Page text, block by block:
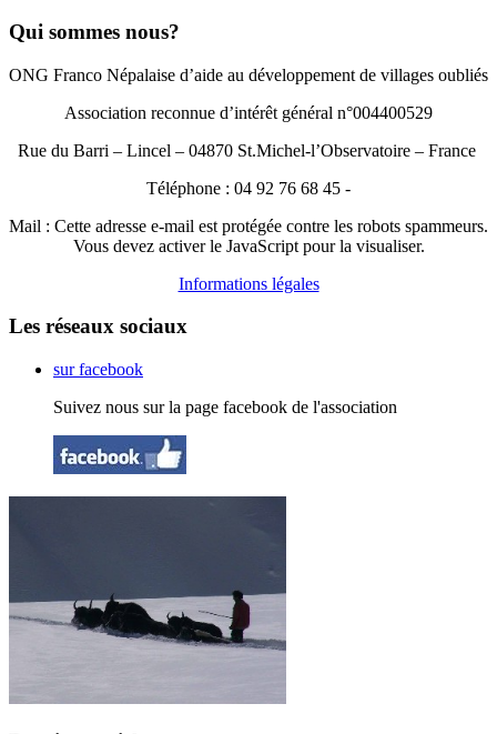
Qui sommes nous?
ONG Franco Népalaise d’aide au développement de villages oubliés
Association reconnue d’intérêt général n°004400529
Rue du Barri – Lincel – 04870 St.Michel-l’Observatoire – France
Téléphone : 04 92 76 68 45 -
Mail : Cette adresse e-mail est protégée contre les robots spammeurs.
Vous devez activer le JavaScript pour la visualiser.
Informations légales
Les réseaux sociaux
sur facebook
Suivez nous sur la page facebook de l'association